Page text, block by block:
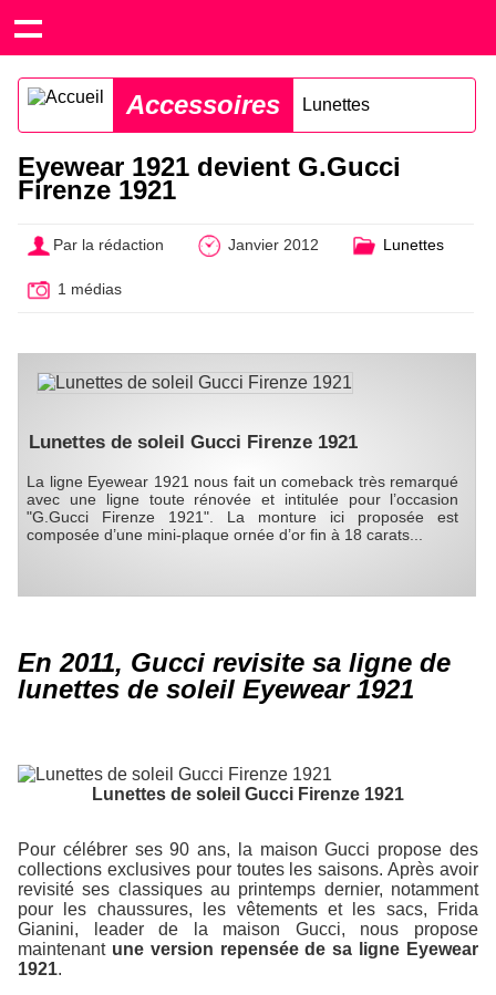
Accessoires Lunettes
Eyewear 1921 devient G.Gucci
Firenze 1921
Par la rédaction Janvier 2012 Lunettes
1 médias
Lunettes de soleil Gucci Firenze 1921
La ligne Eyewear 1921 nous fait un comeback très remarqué
avec une ligne toute rénovée et intitulée pour l’occasion
"G.Gucci Firenze 1921". La monture ici proposée est
composée d’une mini-plaque ornée d’or fin à 18 carats...
En 2011, Gucci revisite sa ligne de
lunettes de soleil Eyewear 1921
Lunettes de soleil Gucci Firenze 1921
Pour célébrer ses 90 ans, la maison Gucci propose des
collections exclusives pour toutes les saisons. Après avoir
revisité ses classiques au printemps dernier, notamment
pour les chaussures, les vêtements et les sacs, Frida
Gianini, leader de la maison Gucci, nous propose
maintenant une version repensée de sa ligne Eyewear
1921.